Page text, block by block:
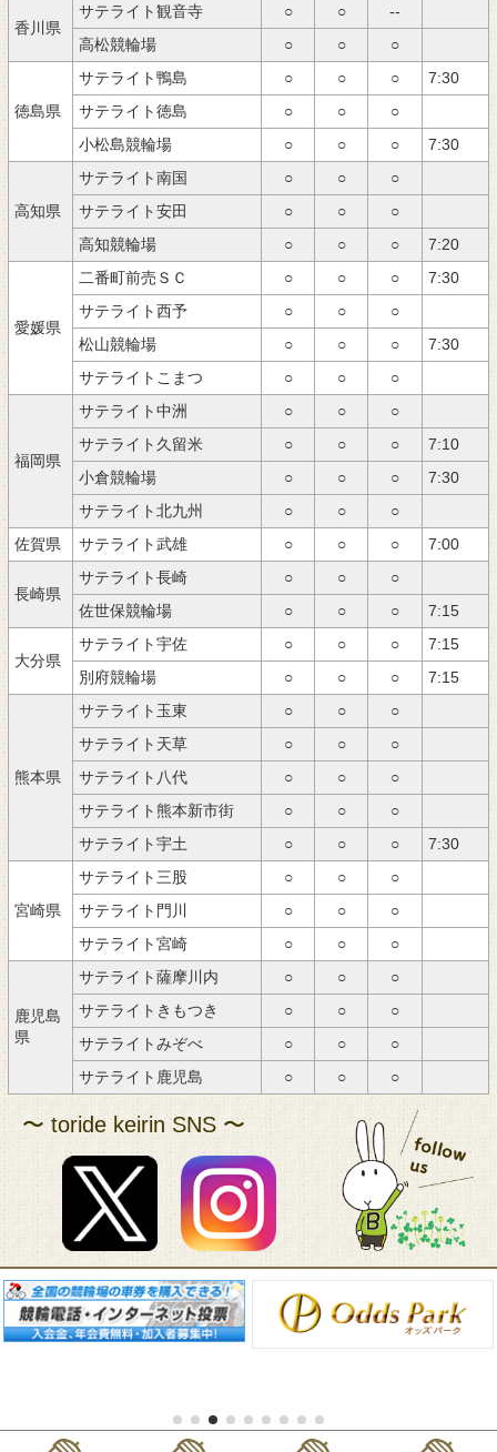
香川県
サテライト観音寺 ○ ○
--
高松競輪場
○ ○ ○
徳島県
サテライト鴨島 ○ ○ ○
7:30
サテライト徳島
○ ○
○
小松島競輪場
○ ○ ○ 7:30
高知県
サテライト南国 ○ ○
○
サテライト安田
○ ○
○
高知競輪場
○ ○ ○ 7:20
愛媛県
二番町前売ＳＣ ○ ○ ○
7:30
サテライト西予
○ ○
○
松山競輪場
○ ○ ○
7:30
サテライトこまつ
○ ○ ○
福岡県
サテライト中洲 ○ ○
○
サテライト久留米
○ ○ ○
7:10
小倉競輪場
○ ○ ○
7:30
サテライト北九州
○ ○
○
佐賀県
サテライト武雄 ○ ○ ○ 7:00
長崎県
サテライト長崎 ○ ○
○
佐世保競輪場
○ ○ ○ 7:15
大分県
サテライト宇佐 ○ ○ ○
7:15
別府競輪場
○ ○ ○ 7:15
熊本県
サテライト玉東 ○ ○
○
サテライト天草
○ ○
○
サテライト八代
○ ○
○
サテライト熊本新市街
○ ○
○
サテライト宇土
○ ○ ○ 7:30
宮崎県
サテライト三股 ○ ○
○
サテライト門川
○ ○
○
サテライト宮崎
○ ○ ○
鹿児島
県
サテライト薩摩川内 ○ ○
○
サテライトきもつき
○ ○
○
サテライトみぞべ
○ ○
○
サテライト鹿児島
○ ○ ○
〜 toride keirin SNS 〜